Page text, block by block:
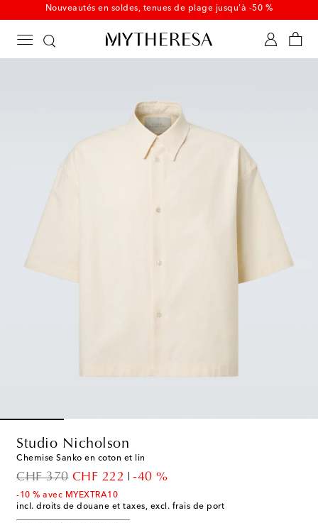
Nouveautés en soldes, tenues de plage jusqu'à -50 %
Studio Nicholson
Chemise Sanko en coton et lin
CHF 370
original priceCHF 222
discount price
-40 %
-10 % avec MYEXTRA10
incl. droits de douane et taxes, excl. frais de port